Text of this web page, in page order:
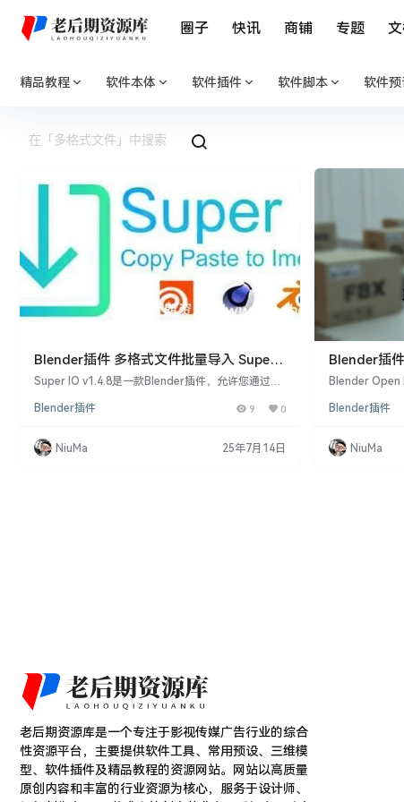
圈子 快讯 商铺 专题
精品教程 软件本体 软件插件 软件脚本 软件预
Blender插件 多格式文件批量导入 Super
IO v1.4.8
Super IO v1.4.8是一款Blender插件，允许您通过复
在Blender中无法通过拖放方式导入模型，但通过这
模型/图像，然后通过单击或快捷键在Blender中粘
贴，从而提高了导入和导出Blender文件/模型/图片
Blender插件 9 0
NiuMa 25年7月14日
Blender插
件Open
Blender Open
您无需检查要
pen Import 支
L、X3D、
Blender插件
NiuMa
老后期资源库是一个专注于影视传媒广告行业的综合
性资源平台，主要提供软件工具、常用预设、三维模
型、软件插件及精品教程的资源网站。网站以高质量
原创内容和丰富的行业资源为核心，服务于设计师、